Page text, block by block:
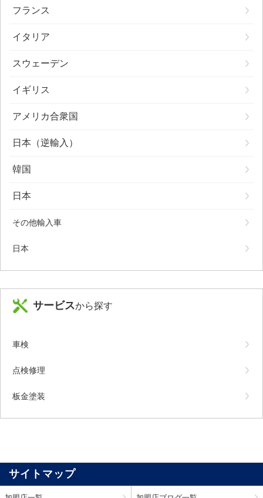
フランス
イタリア
スウェーデン
イギリス
アメリカ合衆国
日本（逆輸入）
韓国
日本
その他輸入車
日本
サービスから探す
車検
点検修理
板金塗装
サイトマップ